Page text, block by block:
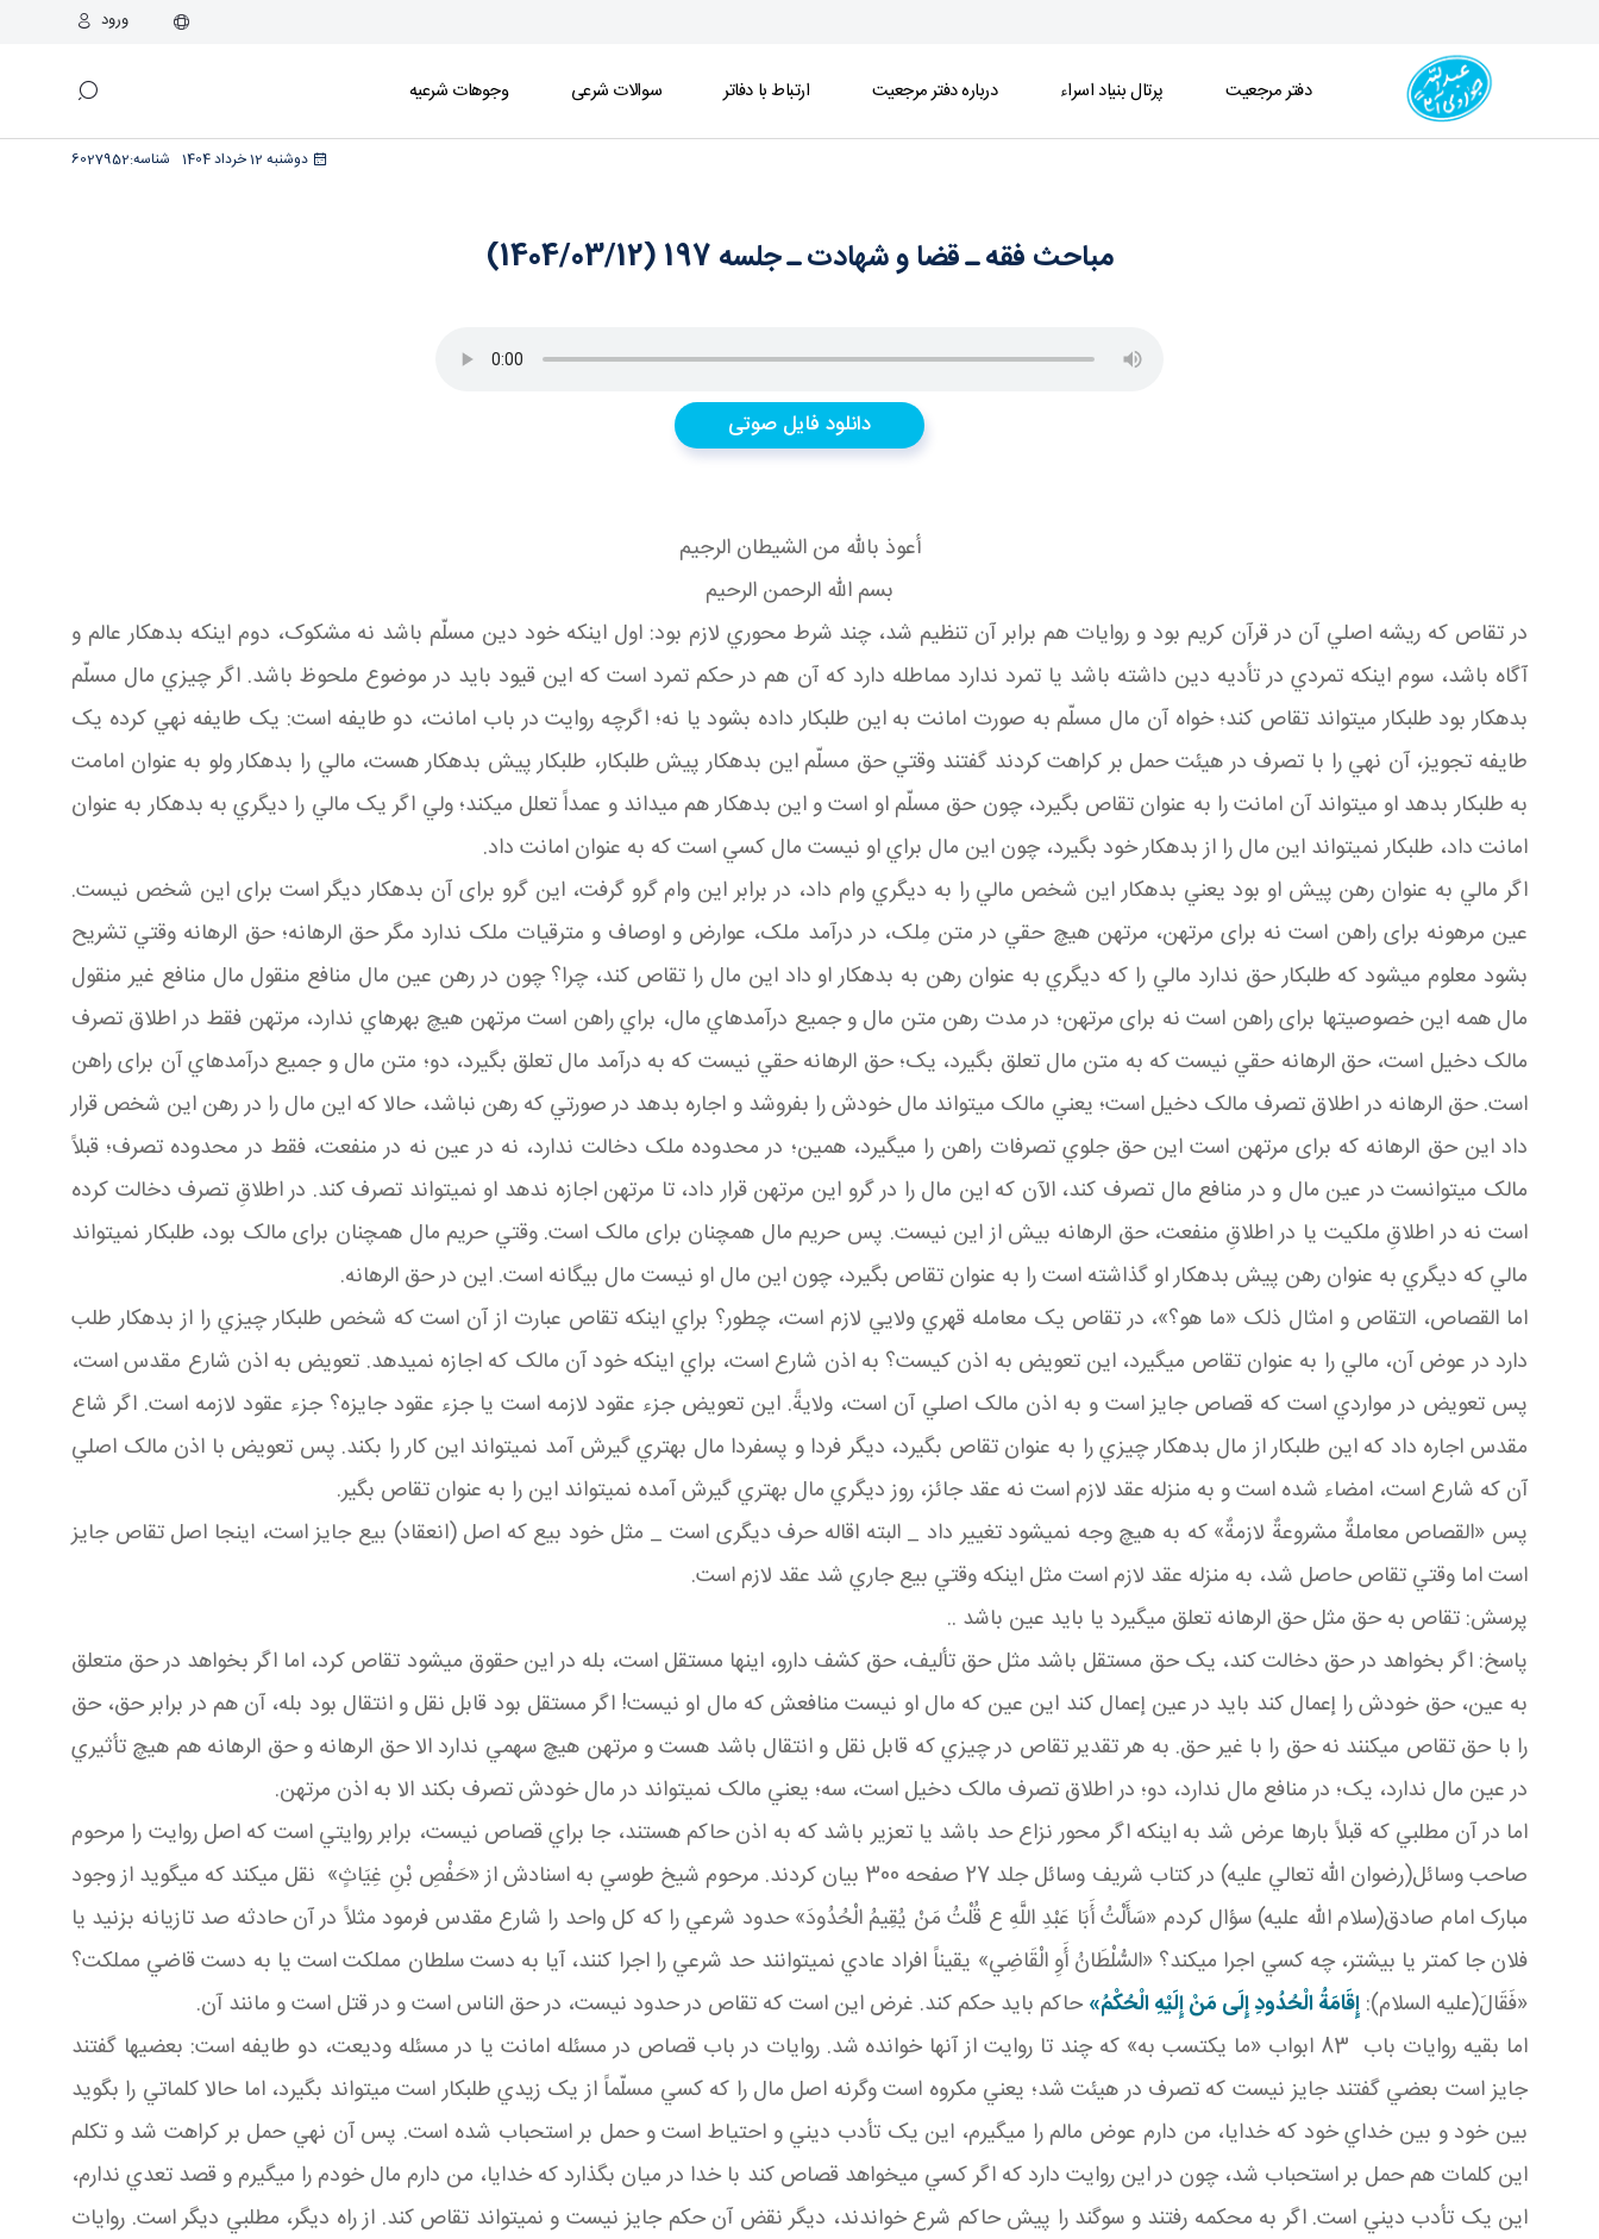
ورود
دفتر مرجعیت پرتال بنیاد اسراء درباره دفتر مرجعیت ارتباط با دفاتر سوالات شرعی وجوهات شرعیه
دوشنبه 12 خرداد 1404 6027952شناسه:
مباحث فقه ـ قضا و شهادت ـ جلسه 197 (1404/03/12)
دانلود فایل صوتی
أعوذ بالله من الشيطان الرجيم
بسم الله الرحمن الرحيم
در تقاص که ريشه اصلي آن در قرآن کريم بود و روايات هم برابر آن تنظيم شد، چند شرط محوري لازم بود: اول اينکه خود دين مسلّم باشد نه مشکوک، دوم اينکه بدهکار عالم و
آگاه باشد، سوم اينکه تمردي در تأديه دين داشته باشد يا تمرد ندارد مماطله دارد که آن هم در حکم تمرد است که اين قيود بايد در موضوع ملحوظ باشد. اگر چيزي مال مسلّم
بدهکار بود طلبکار مي تواند تقاص کند؛ خواه آن مال مسلّم به صورت امانت به اين طلبکار داده بشود يا نه؛ اگرچه روايت در باب امانت، دو طايفه است: يک طايفه نهي کرده يک
طايفه تجويز، آن نهي را با تصرف در هيئت حمل بر کراهت کردند گفتند وقتي حق مسلّم اين بدهکار پيش طلبکار، طلبکار پيش بدهکار هست، مالي را بدهکار ولو به عنوان امامت
به طلبکار بدهد او مي تواند آن امانت را به عنوان تقاص بگيرد، چون حق مسلّم او است و اين بدهکار هم مي داند و عمداً تعلل مي کند؛ ولي اگر يک مالي را ديگري به بدهکار به عنوان
امانت داد، طلبکار نمي تواند اين مال را از بدهکار خود بگيرد، چون اين مال براي او نيست مال کسي است که به عنوان امانت داد.
اگر مالي به عنوان رهن پيش او بود يعني بدهکار اين شخص مالي را به ديگري وام داد، در برابر اين وام گرو گرفت، اين گرو برای آن بدهکار ديگر است برای اين شخص نيست.
عين مرهونه برای راهن است نه برای مرتهن، مرتهن هيچ حقي در متن مِلک، در درآمد ملک، عوارض و اوصاف و مترقيات ملک ندارد مگر حق الرهانه؛ حق الرهانه وقتي تشريح
بشود معلوم مي شود که طلبکار حق ندارد مالي را که ديگري به عنوان رهن به بدهکار او داد اين مال را تقاص کند، چرا؟ چون در رهن عين مال منافع منقول مال منافع غير منقول
مال همه اين خصوصيت ها برای راهن است نه برای مرتهن؛ در مدت رهن متن مال و جميع درآمدهاي مال، براي راهن است مرتهن هيچ بهره اي ندارد، مرتهن فقط در اطلاق تصرف
مالک دخيل است، حق الرهانه حقي نيست که به متن مال تعلق بگيرد، يک؛ حق الرهانه حقي نيست که به درآمد مال تعلق بگيرد، دو؛ متن مال و جميع درآمدهاي آن برای راهن
است. حق الرهانه در اطلاق تصرف مالک دخيل است؛ يعني مالک مي تواند مال خودش را بفروشد و اجاره بدهد در صورتي که رهن نباشد، حالا که اين مال را در رهن اين شخص قرار
داد اين حق الرهانه که برای مرتهن است اين حق جلوي تصرفات راهن را مي گيرد، همين؛ در محدوده ملک دخالت ندارد، نه در عين نه در منفعت، فقط در محدوده تصرف؛ قبلاً
مالک مي توانست در عين مال و در منافع مال تصرف کند، الآن که اين مال را در گرو اين مرتهن قرار داد، تا مرتهن اجازه ندهد او نمي تواند تصرف کند. در اطلاقِ تصرف دخالت کرده
است نه در اطلاقِ ملکيت يا در اطلاقِ منفعت، حق الرهانه بيش از اين نيست. پس حريم مال همچنان برای مالک است. وقتي حريم مال همچنان برای مالک بود، طلبکار نمي تواند
مالي که ديگري به عنوان رهن پيش بدهکار او گذاشته است را به عنوان تقاص بگيرد، چون اين مال او نيست مال بيگانه است. اين در حق الرهانه.
اما القصاص، التقاص و امثال ذلک «ما هو؟»، در تقاص يک معامله قهري ولايي لازم است، چطور؟ براي اينکه تقاص عبارت از آن است که شخص طلبکار چيزي را از بدهکار طلب
دارد در عوض آن، مالي را به عنوان تقاص مي گيرد، اين تعويض به اذن کيست؟ به اذن شارع است، براي اينکه خود آن مالک که اجازه نمي دهد. تعويض به اذن شارع مقدس است،
پس تعويض در مواردي است که قصاص جايز است و به اذن مالک اصلي آن است، ولايةً. اين تعويض جزء عقود لازمه است يا جزء عقود جايزه؟ جزء عقود لازمه است. اگر شاع
مقدس اجاره داد که اين طلبکار از مال بدهکار چيزي را به عنوان تقاص بگيرد، ديگر فردا و پس فردا مال بهتري گيرش آمد نمي تواند اين کار را بکند. پس تعويض با اذن مالک اصلي
آن که شارع است، امضاء شده است و به منزله عقد لازم است نه عقد جائز، روز ديگري مال بهتري گيرش آمده نمی­تواند اين را به عنوان تقاص بگير.
پس «القصاص معاملةٌ مشروعةٌ لازمةٌ» که به هيچ وجه نمي شود تغيير داد _ البته اقاله حرف ديگری است _ مثل خود بيع که اصل (انعقاد) بيع جايز است، اينجا اصل تقاص جايز
است اما وقتي تقاص حاصل شد، به منزله عقد لازم است مثل اينکه وقتي بيع جاري شد عقد لازم است.
پرسش: تقاص به حق مثل حق الرهانه تعلق می­گيرد يا بايد عين باشد ..
پاسخ: اگر بخواهد در حق دخالت کند، يک حق مستقل باشد مثل حق تأليف، حق کشف دارو، اينها مستقل است، بله در اين حقوق مي شود تقاص کرد، اما اگر بخواهد در حق متعلق
به عين، حق خودش را إعمال کند بايد در عين إعمال کند اين عين که مال او نيست منافعش که مال او نيست! اگر مستقل بود قابل نقل و انتقال بود بله، آن هم در برابر حق، حق
را با حق تقاص مي کنند نه حق را با غير حق. به هر تقدير تقاص در چيزي که قابل نقل و انتقال باشد هست و مرتهن هيچ سهمي ندارد الا حق الرهانه و حق الرهانه هم هيچ تأثيري
در عين مال ندارد، يک؛ در منافع مال ندارد، دو؛ در اطلاق تصرف مالک دخيل است، سه؛ يعني مالک نمي تواند در مال خودش تصرف بکند الا به اذن مرتهن.
اما در آن مطلبي که قبلاً بارها عرض شد به اينکه اگر محور نزاع حد باشد يا تعزير باشد که به اذن حاکم هستند، جا براي قصاص نيست، برابر روايتي است که اصل روايت را مرحوم
صاحب وسائل(رضوان الله تعالي عليه) در کتاب شريف وسائل جلد 27 صفحه 300 بيان کردند. مرحوم شيخ طوسي به اسنادش از «حَفْصِ بْنِ غِيَاثٍ» نقل مي کند که مي گويد از وجود
مبارک امام صادق(سلام الله عليه) سؤال کردم «سَأَلْتُ أَبَا عَبْدِ اللَّهِ ع قُلْتُ مَنْ يُقِيمُ الْحُدُودَ» حدود شرعي را که کل واحد را شارع مقدس فرمود مثلاً در آن حادثه صد تازيانه بزنيد يا
فلان جا کمتر يا بيشتر، چه کسي اجرا مي کند؟ «السُّلْطَانُ أَوِ الْقَاضِي» يقيناً افراد عادي نمي توانند حد شرعي را اجرا کنند، آيا به دست سلطان مملکت است يا به دست قاضي مملکت؟
«فَقَالَ(عليه السلام): إِقَامَةُ الْحُدُودِ إِلَى مَنْ إِلَيْهِ الْحُكْمُ» حاکم بايد حکم کند. غرض اين است که تقاص در حدود نيست، در حق الناس است و در قتل است و مانند آن.
اما بقيه روايات باب 83 ابواب «ما يکتسب به» که چند تا روايت از آنها خوانده شد. روايات در باب قصاص در مسئله امانت يا در مسئله وديعت، دو طايفه است: بعضي ها گفتند
جايز است بعضي گفتند جايز نيست که تصرف در هيئت شد؛ يعني مکروه است وگرنه اصل مال را که کسي مسلّماً از يک زيدي طلبکار است مي تواند بگيرد، اما حالا کلماتي را بگويد
بين خود و بين خداي خود که خدايا، من دارم عوض مالم را مي گيرم، اين يک تأدب ديني و احتياط است و حمل بر استحباب شده است. پس آن نهي حمل بر کراهت شد و تکلم
اين کلمات هم حمل بر استحباب شد، چون در اين روايت دارد که اگر کسي مي خواهد قصاص کند با خدا در ميان بگذارد که خدايا، من دارم مال خودم را مي گيرم و قصد تعدي ندارم،
اين يک تأدب ديني است. اگر به محکمه رفتند و سوگند را پيش حاکم شرع خواندند، ديگر نقض آن حکم جايز نيست و نمي تواند تقاص کند. از راه ديگر، مطلبي ديگر است. روايات